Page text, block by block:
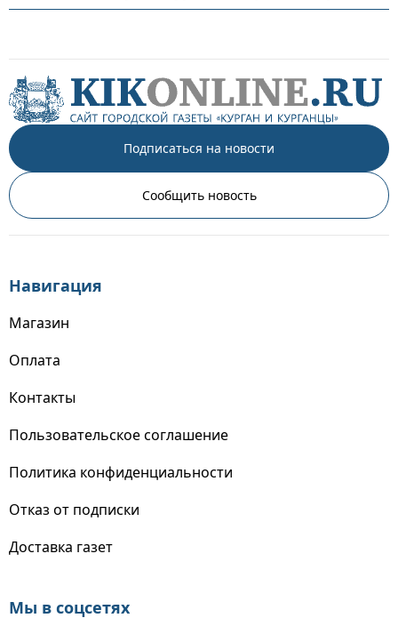
Подписаться на новости
Сообщить новость
Навигация
Магазин
Оплата
Контакты
Пользовательское соглашение
Политика конфиденциальности
Отказ от подписки
Доставка газет
Мы в соцсетях